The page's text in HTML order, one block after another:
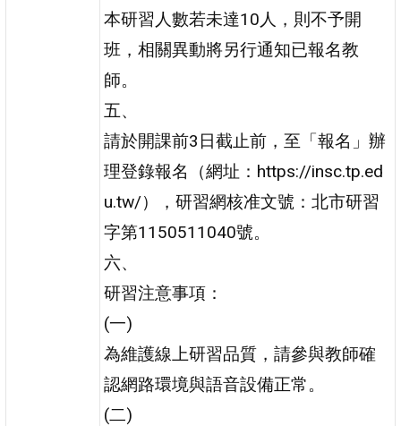
本研習人數若未達10人，則不予開
班，相關異動將另行通知已報名教
師。
五、
請於開課前3日截止前，至「報名」辦
理登錄報名（網址：https://insc.tp.ed
u.tw/），研習網核准文號：北市研習
字第1150511040號。
六、
研習注意事項：
(一)
為維護線上研習品質，請參與教師確
認網路環境與語音設備正常。
(二)